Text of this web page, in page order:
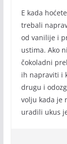
E kada
trebali
od vanilije i
ustima. Ako
čokoladni
ih napraviti i
drugu i
volju kada je
uradili ukus